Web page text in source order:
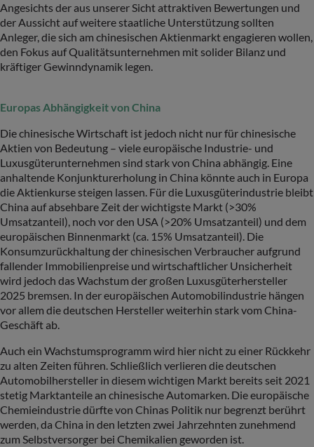
Angesichts der aus unserer Sicht attraktiven Bewertungen und
der Aussicht auf weitere staatliche Unterstützung sollten
Anleger, die sich am chinesischen Aktienmarkt engagieren wollen,
den Fokus auf Qualitätsunternehmen mit solider Bilanz und
kräftiger Gewinndynamik legen.
Europas Abhängigkeit von China
Die chinesische Wirtschaft ist jedoch nicht nur für chinesische
Aktien von Bedeutung – viele europäische Industrie- und
Luxusgüterunternehmen sind stark von China abhängig. Eine
anhaltende Konjunkturerholung in China könnte auch in Europa
die Aktienkurse steigen lassen. Für die Luxusgüterindustrie bleibt
China auf absehbare Zeit der wichtigste Markt (>30%
Umsatzanteil), noch vor den USA (>20% Umsatzanteil) und dem
europäischen Binnenmarkt (ca. 15% Umsatzanteil). Die
Konsumzurückhaltung der chinesischen Verbraucher aufgrund
fallender Immobilienpreise und wirtschaftlicher Unsicherheit
wird jedoch das Wachstum der großen Luxusgüterhersteller
2025 bremsen. In der europäischen Automobilindustrie hängen
vor allem die deutschen Hersteller weiterhin stark vom China-
Geschäft ab.
Auch ein Wachstumsprogramm wird hier nicht zu einer Rückkehr
zu alten Zeiten führen. Schließlich verlieren die deutschen
Automobilhersteller in diesem wichtigen Markt bereits seit 2021
stetig Marktanteile an chinesische Automarken. Die europäische
Chemieindustrie dürfte von Chinas Politik nur begrenzt berührt
werden, da China in den letzten zwei Jahrzehnten zunehmend
zum Selbstversorger bei Chemikalien geworden ist.